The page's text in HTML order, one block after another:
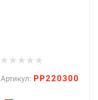
Артикул: PP220300